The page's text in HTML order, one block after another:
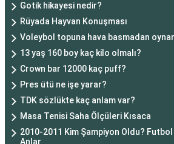
Gotik hikayesi nedir?
Rüyada Hayvan Konuşması
Voleybol topuna hava basmadan
13 yaş 160 boy kaç kilo olmalı?
Crown bar 12000 kaç puff?
Pres ütü ne işe yarar?
TDK sözlükte kaç anlam var?
Masa Tenisi Saha Ölçüleri Kısaca
2010-2011 Kim Şampiyon Oldu?
Anlar